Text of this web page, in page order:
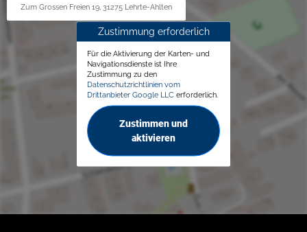
Zum Grossen Freien 19, 31275 Lehrte-Ahlten
Zustimmung erforderlich
Für die Aktivierung der Karten- und
Navigationsdienste ist Ihre
Zustimmung zu den
Datenschutzrichtlinien vom
Drittanbieter Google LLC erforderlich.
Zustimmen und
aktivieren